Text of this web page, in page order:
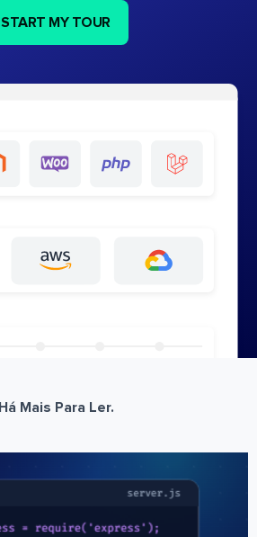
START MY TOUR
Há Mais Para Ler.